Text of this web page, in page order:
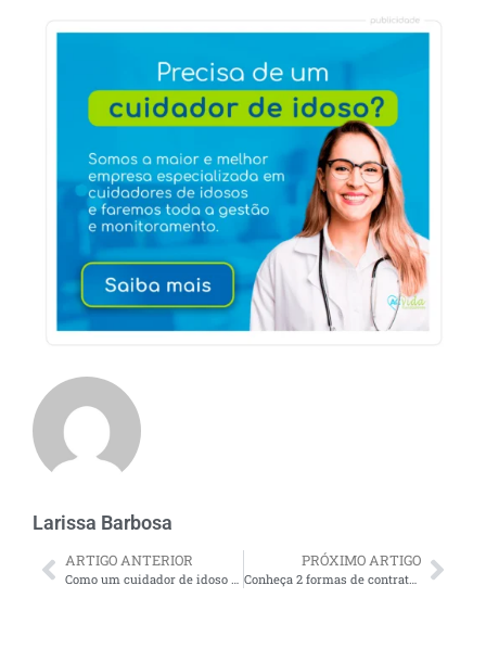
Larissa Barbosa
ARTIGO ANTERIOR
Como um cuidador de idoso auxilia no tratamento pelo Home Care?
PRÓXIMO ARTIGO
Conheça 2 formas de contratar cuidadores de idosos dentro da lei